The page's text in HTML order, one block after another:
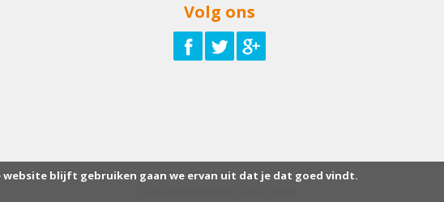
Volg ons
website blijft gebruiken gaan we ervan uit dat je dat goed vindt.